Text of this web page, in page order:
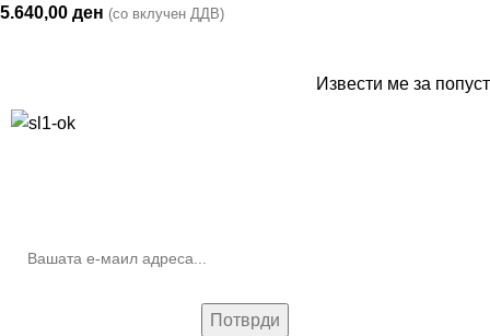
5.640,00 ден (со вклучен ДДВ)
Извести ме за попуст